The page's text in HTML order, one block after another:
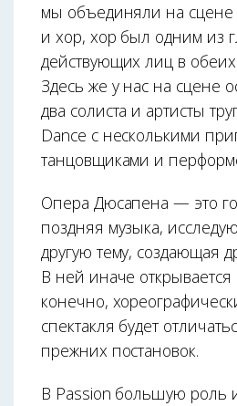
мы объединяли на сцене
и хор, хор был одним из
действующих лиц в обеих
Здесь же у нас на сцене
два солиста и артисты
Dance с несколькими
танцовщиками и
Опера Дюсапена — это
поздняя музыка,
другую тему, создающая
В ней иначе открывается
конечно,
спектакля будет
прежних постановок.
В Passion большую роль